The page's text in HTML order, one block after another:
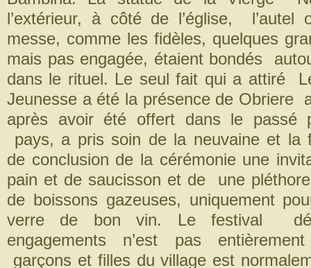
l’extérieur, à côté de l’église, l’autel
messe, comme les fidèles, quelques
mais pas engagée, étaient bondés
dans le rituel. Le seul fait qui a attiré
Jeunesse a été la présence de Obriere
après avoir été offert dans le passé
pays, a pris soin de la neuvaine et la
de conclusion de la cérémonie une
pain et de saucisson et de une
de boissons gazeuses, uniquement
verre de bon vin. Le festival
engagements n’est pas
garçons et filles du village est